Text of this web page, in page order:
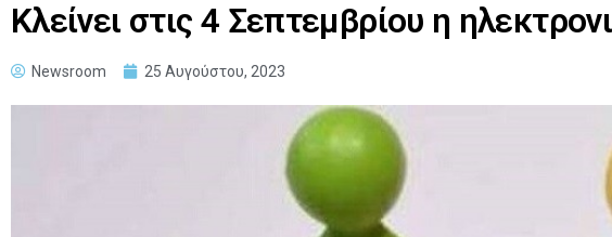
Κλείνει στις 4 Σεπτεμβρίου η
Newsroom 25 Αυγούστου, 2023